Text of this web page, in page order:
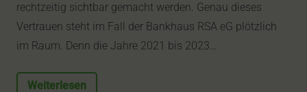
rechtzeitig sichtbar gemacht werden. Genau dieses
Vertrauen steht im Fall der Bankhaus RSA eG plötzlich
im Raum. Denn die Jahre 2021 bis 2023…
Weiterlesen